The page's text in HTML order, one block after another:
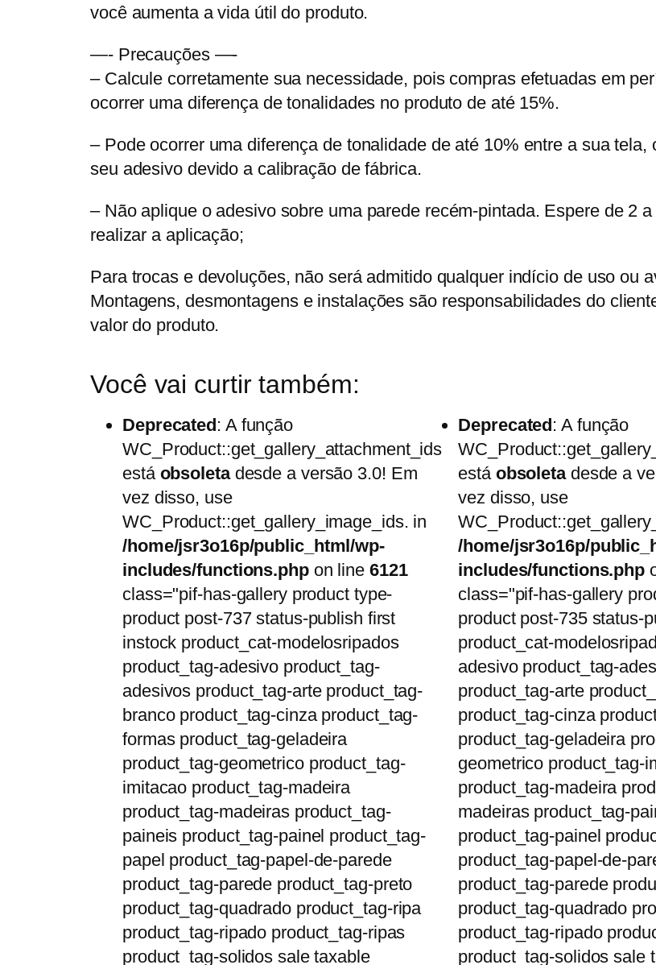
você aumenta a vida útil do produto.
—- Precauções —-
– Calcule corretamente sua necessidade, pois compras efetuadas em
ocorrer uma diferença de tonalidades no produto de até 15%.
– Pode ocorrer uma diferença de tonalidade de até 10% entre a sua tela,
seu adesivo devido a calibração de fábrica.
– Não aplique o adesivo sobre uma parede recém-pintada. Espere de 2
realizar a aplicação;
Para trocas e devoluções, não será admitido qualquer indício de uso ou
Montagens, desmontagens e instalações são responsabilidades do
valor do produto.
Você vai curtir também:
Deprecated: A função
WC_Product::get_gallery_attachment_ids
está obsoletadesde a versão 3.0! Em
vez disso, use
WC_Product::get_gallery_image_ids. in
/home/jsr3o16p/public_html/wp-
includes/functions.phpon line 6121
class="pif-has-gallery product type-
product post-737 status-publish first
instock product_cat-modelosripados
product_tag-adesivo product_tag-
adesivos product_tag-arte product_tag-
branco product_tag-cinza product_tag-
formas product_tag-geladeira
product_tag-geometrico product_tag-
imitacao product_tag-madeira
product_tag-madeiras product_tag-
paineis product_tag-painel product_tag-
papel product_tag-papel-de-parede
product_tag-parede product_tag-preto
product_tag-quadrado product_tag-ripa
product_tag-ripado product_tag-ripas
product_tag-solidos sale taxable
Deprecated: A função
está obsoletadesde a
vez disso, use
/home/jsr3o16p/
includes/functions.php
class="pif-has-gallery
product post-735 status-
product_cat-
adesivo product_tag-
product_tag-arte
product_tag-cinza
product_tag-geladeira
geometrico product_tag-
product_tag-madeira
madeiras product_tag-
product_tag-painel
product_tag-papel-de-
product_tag-parede
product_tag-quadrado
product_tag-ripado
product_tag-solidos sale